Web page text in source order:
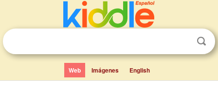
Web Imágenes English